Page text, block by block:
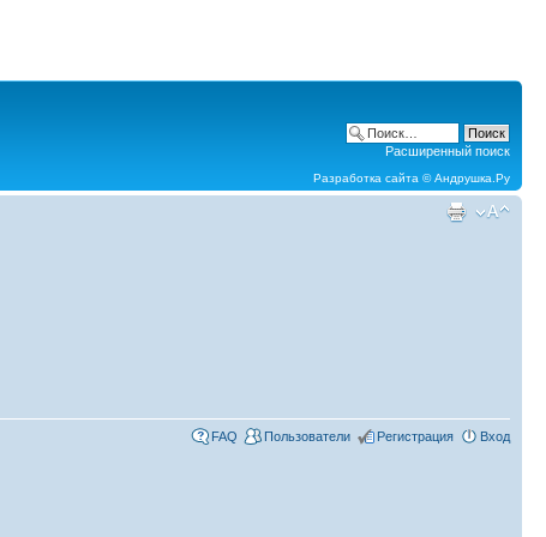
Расширенный поиск
Разработка сайта ©Андрушка.Ру
FAQ Пользователи Регистрация Вход